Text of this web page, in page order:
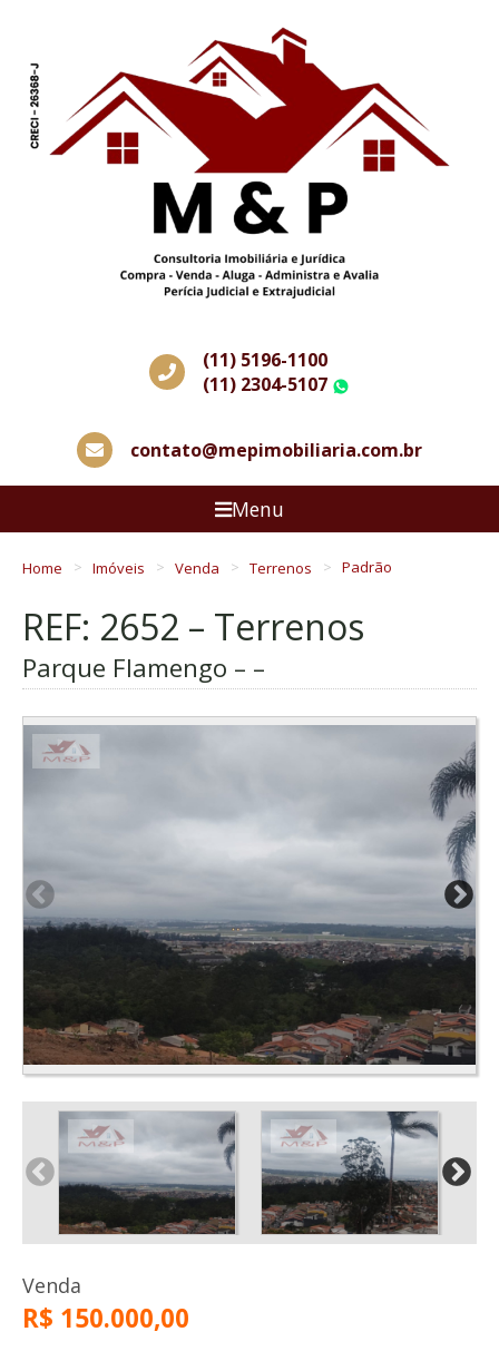
(11) 5196-1100
(11) 2304-5107
contato@mepimobiliaria.com.br
Menu
Home Imóveis Venda Terrenos Padrão
REF: 2652 – Terrenos
Parque Flamengo – –
Venda
R$ 150.000,00